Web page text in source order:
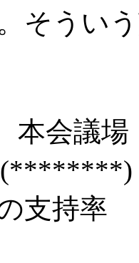
そうい
本会議
支持率